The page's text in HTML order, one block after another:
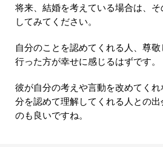
将来、結婚を考えている場合は、
してみてください。
自分のことを認めてくれる人、尊
行った方が幸せに感じるはずです。
彼が自分の考えや言動を改めてく
分を認めて理解してくれる人との
のも良いですね。